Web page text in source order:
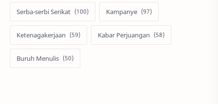
Serba-serbi Serikat Kampanye
Ketenagakerjaan Kabar Perjuangan
Buruh Menulis